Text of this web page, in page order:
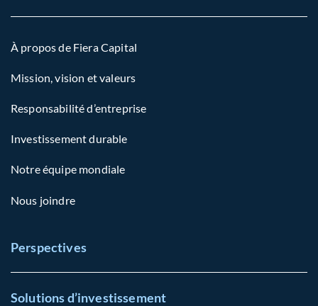
À propos de Fiera Capital
Mission, vision et valeurs
Responsabilité d’entreprise
Investissement durable
Notre équipe mondiale
Nous joindre
Perspectives
Solutions d’investissement